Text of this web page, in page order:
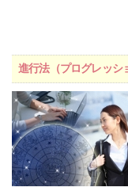
進行法（プログレッシ